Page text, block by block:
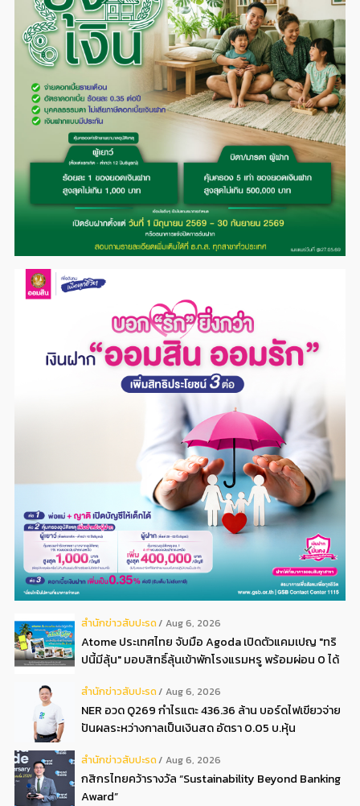
สํานักข่าวสับปะรด Aug 6, 2026
Atome ประเทศไทย จับมือ Agoda เปิดตัวแคมเปญ "ทริ
ปนี้มีลุ้น" มอบสิทธิ์ลุ้นเข้าพักโรงแรมหรู พร้อมผ่อน 0 ได้
สํานักข่าวสับปะรด Aug 6, 2026
NER อวด Q269 กำไรแตะ 436.36 ล้าน บอร์ดไฟเขียวจ่าย
ปันผลระหว่างกาลเป็นเงินสด อัตรา 0.05 บ.หุ้น
สํานักข่าวสับปะรด Aug 6, 2026
กสิกรไทยคว้ารางวัล “Sustainability Beyond Banking
Award”